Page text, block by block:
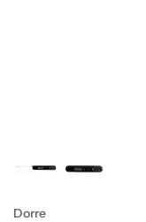
Dorre